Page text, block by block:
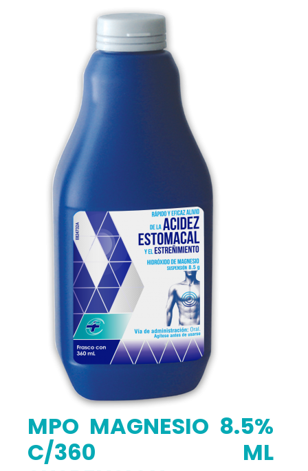
MPO MAGNESIO 8.5%
C/360 ML